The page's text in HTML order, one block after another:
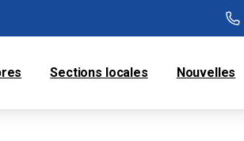
Sections locales Nouvelles